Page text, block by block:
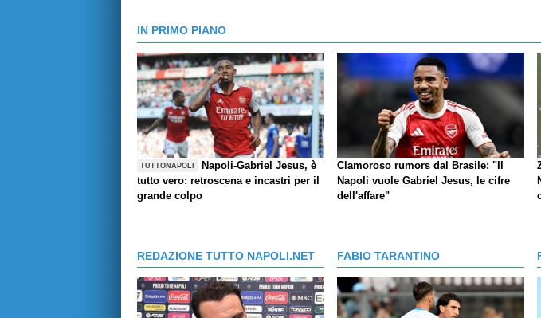
IN PRIMO PIANO
TUTTONAPOLI
Napoli-Gabriel Jesus, è
tutto vero: retroscena e incastri per il
grande colpo
Clamoroso rumors dal Brasile: "Il
Napoli vuole Gabriel Jesus, le cifre
dell'affare"
REDAZIONE TUTTO NAPOLI.NET FABIO TARANTINO